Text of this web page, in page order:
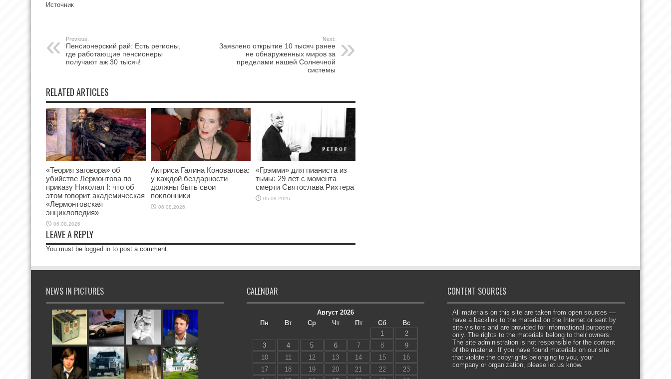
Источник
Previous:
Пенсионерский рай: Есть регионы,
где работающие пенсионеры
получают аж 30 тысяч!
Next:
Заявлено открытие 10 тысяч ранее
не обнаруженных миров за
пределами нашей Солнечной
системы
RELATED ARTICLES
«Теория заговора» об
убийстве Лермонтова по
приказу Николая I: что об
этом говорит академическая
«Лермонтовская
энциклопедия»
06.08.2026
Актриса Галина Коновалова:
у каждой бездарности
должны быть свои
поклонники
06.08.2026
«Грэмми» для пианиста из
тьмы: 29 лет с момента
смерти Святослава Рихтера
05.08.2026
LEAVE A REPLY
You must be logged in to post a comment.
NEWS IN PICTURES CALENDAR
Август 2026
Пн
Вт Ср Чт Пт Сб
Вс
1
2
3
4 5 6 7 8
9
10
11 12 13 14 15
16
17
18 19 20 21 22
23
CONTENT SOURCES
All materials on this site are taken from open sources —
have a backlink to the material on the Internet or sent by
site visitors and are provided for informational purposes
only. The rights to the materials belong to their owners.
The site administration is not responsible for the content
of the material. If you have found materials on our site
that violate the copyrights belonging to you, your
company or organization, please let us know.